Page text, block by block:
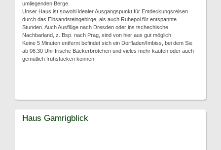
umliegenden Berge.
Unser Haus ist sowohl idealer Ausgangspunkt für Entdeckungsreisen
durch das Elbsandsteingebirge, als auch Ruhepol für entspannte
Stunden. Auch Ausflüge nach Dresden oder ins tschechische
Nachbarland, z. Bsp. nach Prag, sind von hier aus gut möglich.
Keine 5 Minuten entfernt befindet sich ein Dorfladen/Imbiss, bei dem Sie
ab 06:30 Uhr frische Bäckerbrötchen und vieles mehr kaufen oder auch
gemütlich frühstücken können
Haus Gamrigblick